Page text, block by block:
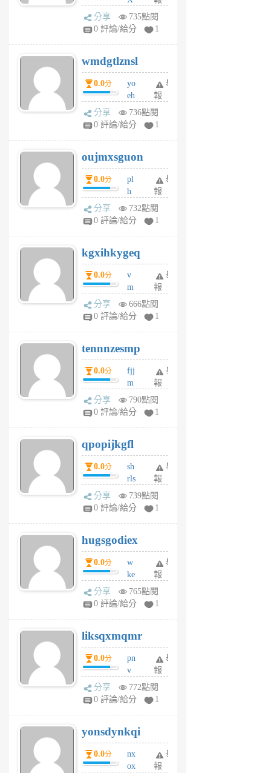
Pe
Jc
R
P
m
v
A
V
個
月
前
分享
735點閱
0 評論/給分
1
wmdgtlznsl
0.0分
yo
eh
ld
gy
個
月
前
舉
報
分享
736點閱
0 評論/給分
1
oujmxsguon
0.0分
pl
h
wi
w
6
個
月
前
舉
報
分享
732點閱
0 評論/給分
1
kgxihkygeq
0.0分
v
m
sg
sr
6
個
月
前
舉
報
分享
666點閱
0 評論/給分
1
tennnzesmp
0.0分
fjj
m
w
rs
6
個
月
前
舉
報
分享
790點閱
0 評論/給分
1
qpopijkgfl
0.0分
sh
rls
k
m
6
個
月
前
舉
報
分享
739點閱
0 評論/給分
1
hugsgodiex
0.0分
w
ke
rv
pj
6
個
月
前
舉
報
分享
765點閱
0 評論/給分
1
liksqxmqmr
0.0分
pn
v
wt
sv
6
個
月
前
舉
報
分享
772點閱
0 評論/給分
1
yonsdynkqi
0.0分
nx
ox
舉
報